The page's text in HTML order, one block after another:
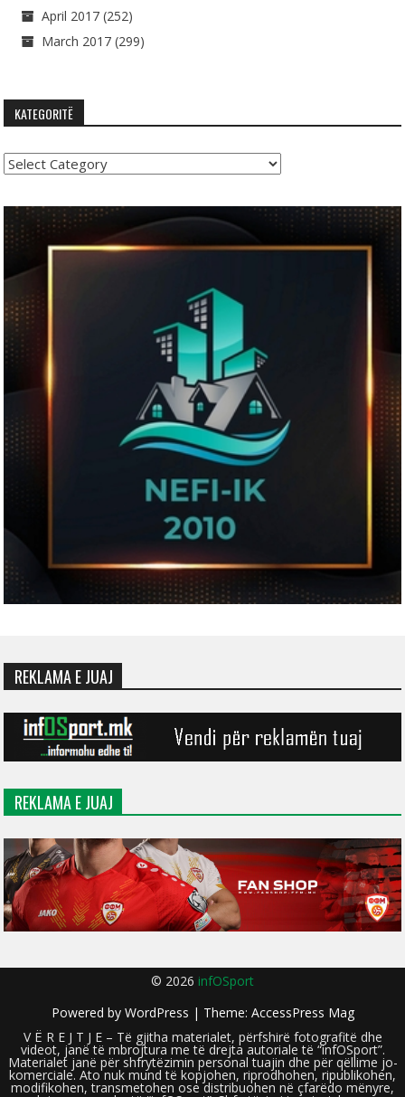
April 2017 (252)
March 2017 (299)
KATEGORITË
Kategoritë
REKLAMA E JUAJ
REKLAMA E JUAJ
© 2026 infOSport
Powered by WordPress | Theme: AccessPress Mag
V Ë R E J T J E – Të gjitha materialet, përfshirë fotografitë dhe
videot, janë të mbrojtura me të drejta autoriale të “infOSport”.
Materialet janë për shfrytëzimin personal tuajin dhe për qëllime jo-
komerciale. Ato nuk mund të kopjohen, riprodhohen, ripublikohen,
modifikohen, transmetohen ose distribuohen në çfarëdo mënyre,